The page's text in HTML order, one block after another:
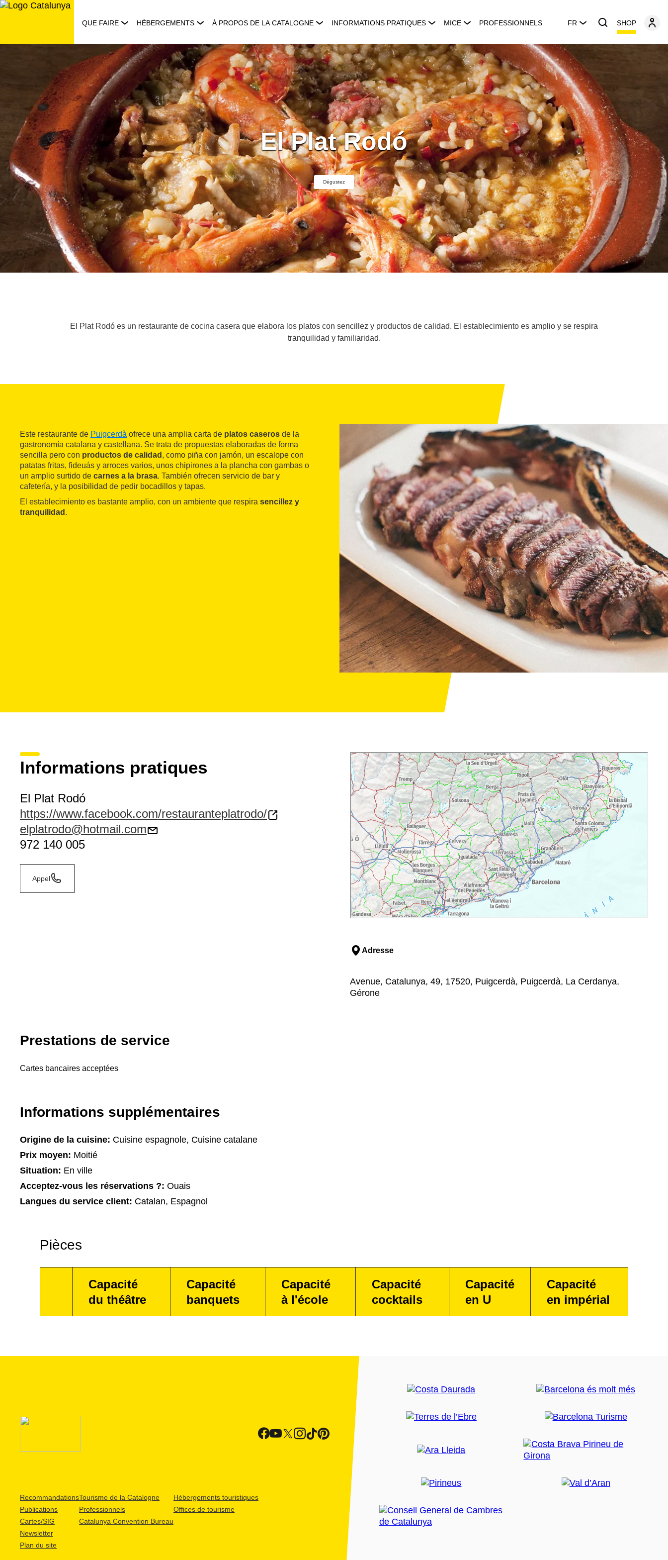
Aller
QUE FAIRE HÉBERGEMENTS À PROPOS DE LA CATALOGNE INFORMATIONS PRATIQUES MICE PROFESSIONNELS FR SHOP
El Plat Rodó
Dégustez
El Plat Rodó es un restaurante de cocina casera que elabora los platos con sencillez y productos de calidad. El establecimiento es amplio y se respira
tranquilidad y familiaridad.
Este restaurante de Puigcerdà ofrece una amplia carta de platos caseros de la
gastronomía catalana y castellana. Se trata de propuestas elaboradas de forma
sencilla pero con productos de calidad , como piña con jamón, un escalope con
patatas fritas, fideuás y arroces varios, unos chipirones a la plancha con gambas o
un amplio surtido de carnes a la brasa. También ofrecen servicio de bar y
cafetería, y la posibilidad de pedir bocadillos y tapas.
El establecimiento es bastante amplio, con un ambiente que respira sencillez y
tranquilidad .
Informations pratiques
El Plat Rodó
https://www.facebook.com/restauranteplatrodo/
elplatrodo@hotmail.com
972 140 005
Appel
Adresse
Avenue, Catalunya, 49, 17520, Puigcerdà, Puigcerdà, La Cerdanya,
Gérone
Prestations de service
Cartes bancaires acceptées
Informations supplémentaires
Origine de la cuisine: Cuisine espagnole, Cuisine catalane
Prix moyen: Moitié
Situation: En ville
Acceptez-vous les réservations ?: Ouais
Langues du service client: Catalan, Espagnol
Pièces
Capacité
du théâtre
Capacité
banquets
Capacité
à l'école
Capacité
cocktails
Capacité
en U
Capacité
en impérial
Recommandations
Publications
Cartes/SIG
Newsletter
Plan du site
Tourisme de la Catalogne
Professionnels
Catalunya Convention Bureau
Hébergements touristiques
Offices de tourisme